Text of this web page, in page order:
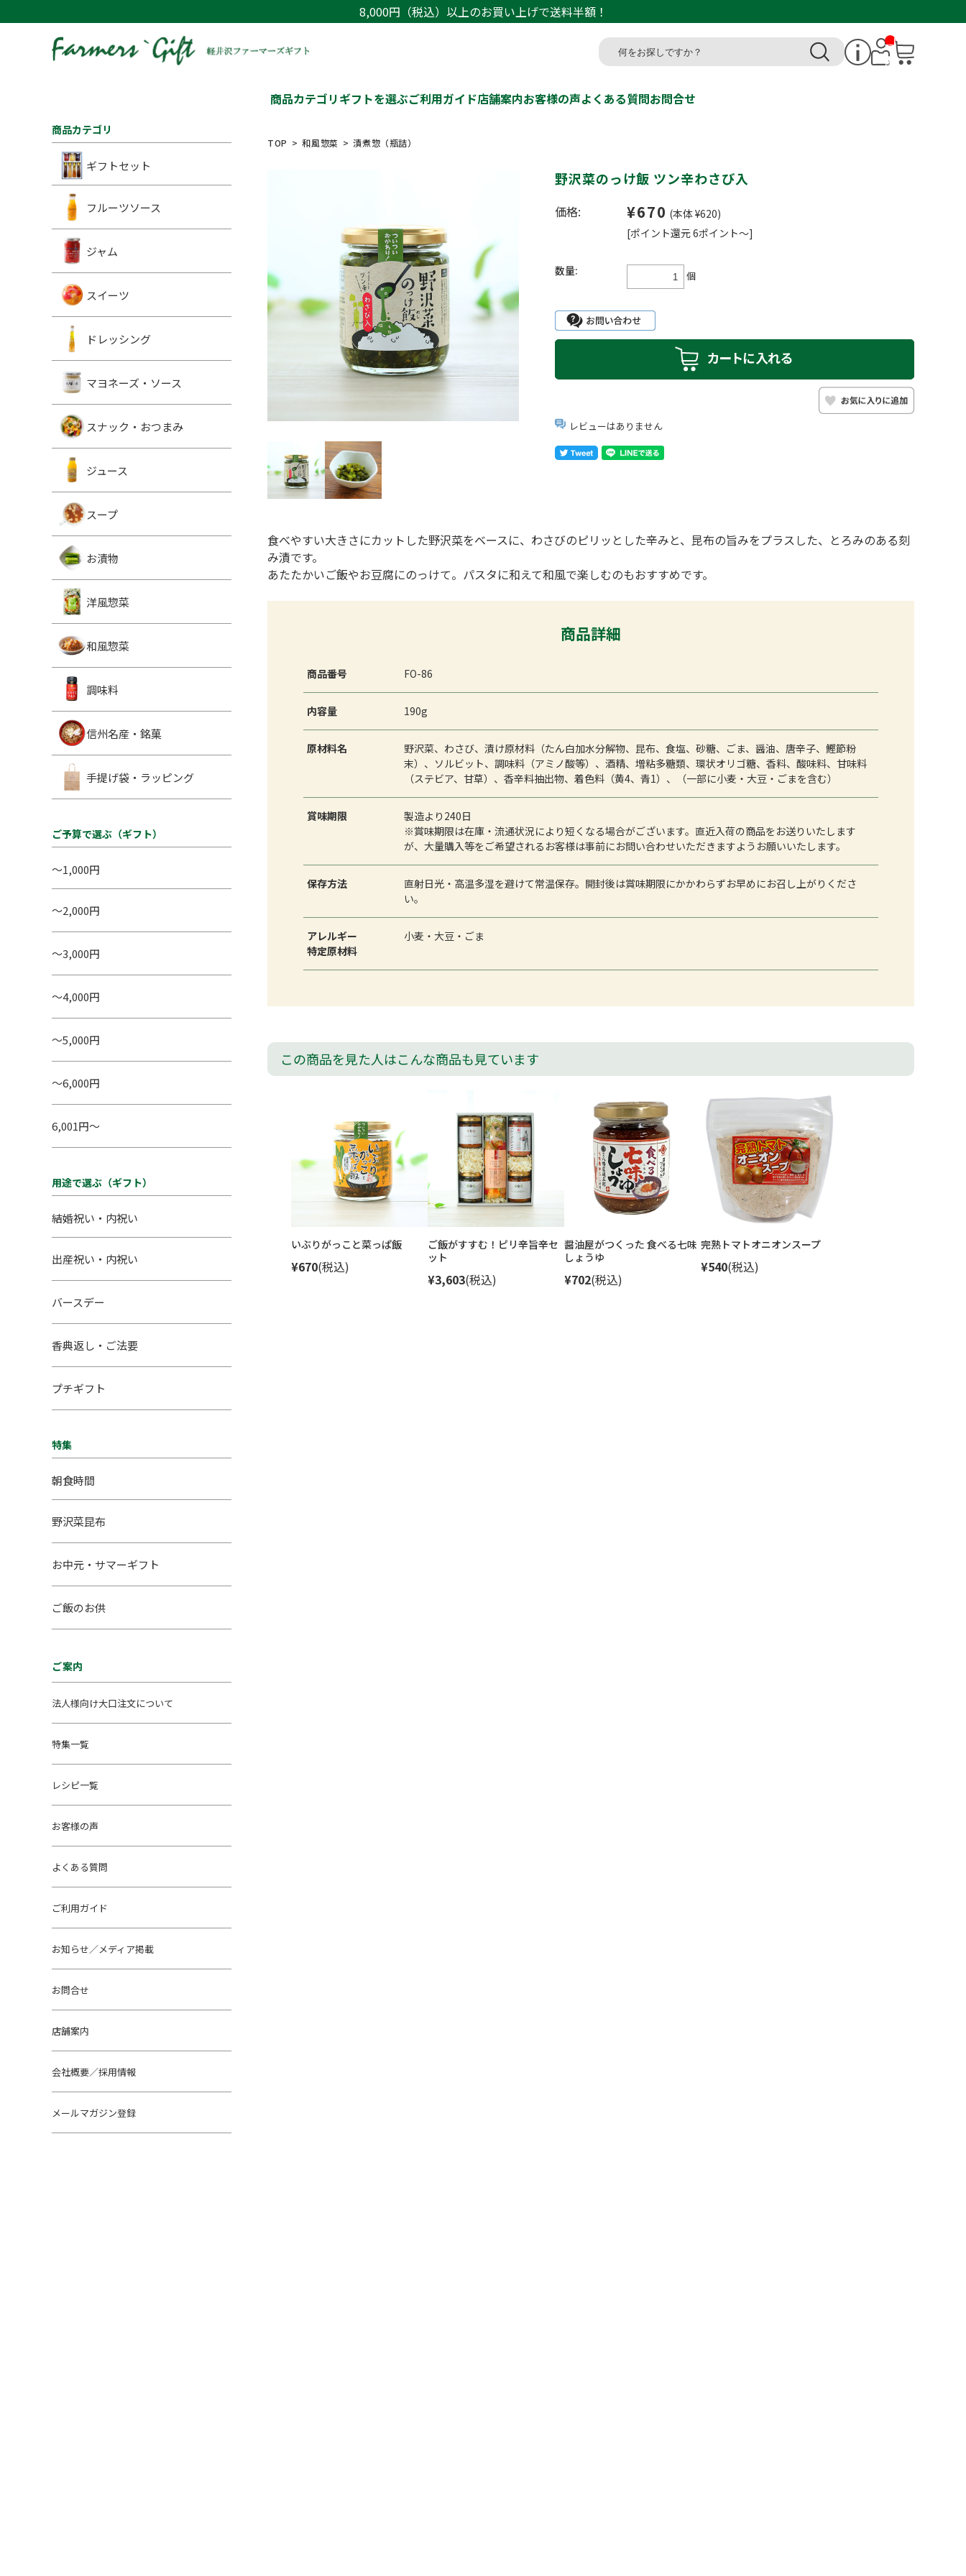
8,000円（税込）以上のお買い上げで送料半額！
__I
T
M_
商品カテゴリギフトを選ぶご利用ガイド店舗案内お客様の声よくある質問お問合せ
TOP 和風惣菜 漬煮惣（瓶詰）
野沢菜のっけ飯 ツン辛わさび入
価格: ¥670 (本体 ¥620)
[ポイント還元 6ポイント～]
数量: 個
レビューはありません
食べやすい大きさにカットした野沢菜をベースに、わさびのピリッとした辛みと、昆布の旨みをプラスした、とろみのある刻
み漬です。
あたたかいご飯やお豆腐にのっけて。パスタに和えて和風で楽しむのもおすすめです。
商品詳細
商品番号 FO-86
内容量 190g
原材料名
野沢菜、わさび、漬け原材料（たん白加水分解物、昆布、食塩、砂糖、ごま、醤油、唐辛子、鰹節粉
末）、ソルビット、調味料（アミノ酸等）、酒精、増粘多糖類、環状オリゴ糖、香料、酸味料、甘味料
（ステビア、甘草）、香辛料抽出物、着色料（黄4、青1）、（一部に小麦・大豆・ごまを含む）
賞味期限
製造より240日
※賞味期限は在庫・流通状況により短くなる場合がございます。直近入荷の商品をお送りいたします
が、大量購入等をご希望されるお客様は事前にお問い合わせいただきますようお願いいたします。
保存方法
直射日光・高温多湿を避けて常温保存。開封後は賞味期限にかかわらずお早めにお召し上がりくださ
い。
アレルギー
特定原材料
小麦・大豆・ごま
この商品を見た人はこんな商品も見ています
いぶりがっこと菜っぱ飯
¥670(税込)
ご飯がすすむ！ピリ辛旨辛セ
ット
¥3,603(税込)
醤油屋がつくった 食べる七味
しょうゆ
¥702(税込)
完熟トマトオニオンスープ
¥540(税込)
商品カテゴリ
ギフトセット
フルーツソース
ジャム
スイーツ
ドレッシング
マヨネーズ・ソース
スナック・おつまみ
ジュース
スープ
お漬物
洋風惣菜
和風惣菜
調味料
信州名産・銘菓
手提げ袋・ラッピング
ご予算で選ぶ（ギフト）
～1,000円
～2,000円
～3,000円
～4,000円
～5,000円
～6,000円
6,001円～
用途で選ぶ（ギフト）
結婚祝い・内祝い
出産祝い・内祝い
バースデー
香典返し・ご法要
プチギフト
特集
朝食時間
野沢菜昆布
お中元・サマーギフト
ご飯のお供
ご案内
法人様向け大口注文について
特集一覧
レシピ一覧
お客様の声
よくある質問
ご利用ガイド
お知らせ／メディア掲載
お問合せ
店舗案内
会社概要／採用情報
メールマガジン登録